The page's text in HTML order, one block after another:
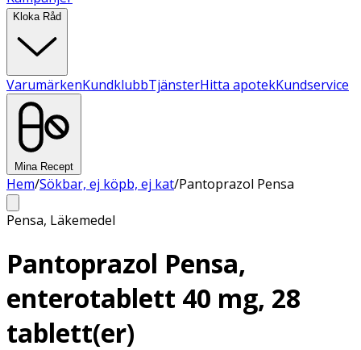
Kloka Råd
VarumärkenKundklubbTjänsterHitta apotekKundservice
Mina Recept
Hem/Sökbar, ej köpb, ej kat/Pantoprazol Pensa
Pensa, Läkemedel
Pantoprazol Pensa,
enterotablett 40 mg, 28
tablett(er)